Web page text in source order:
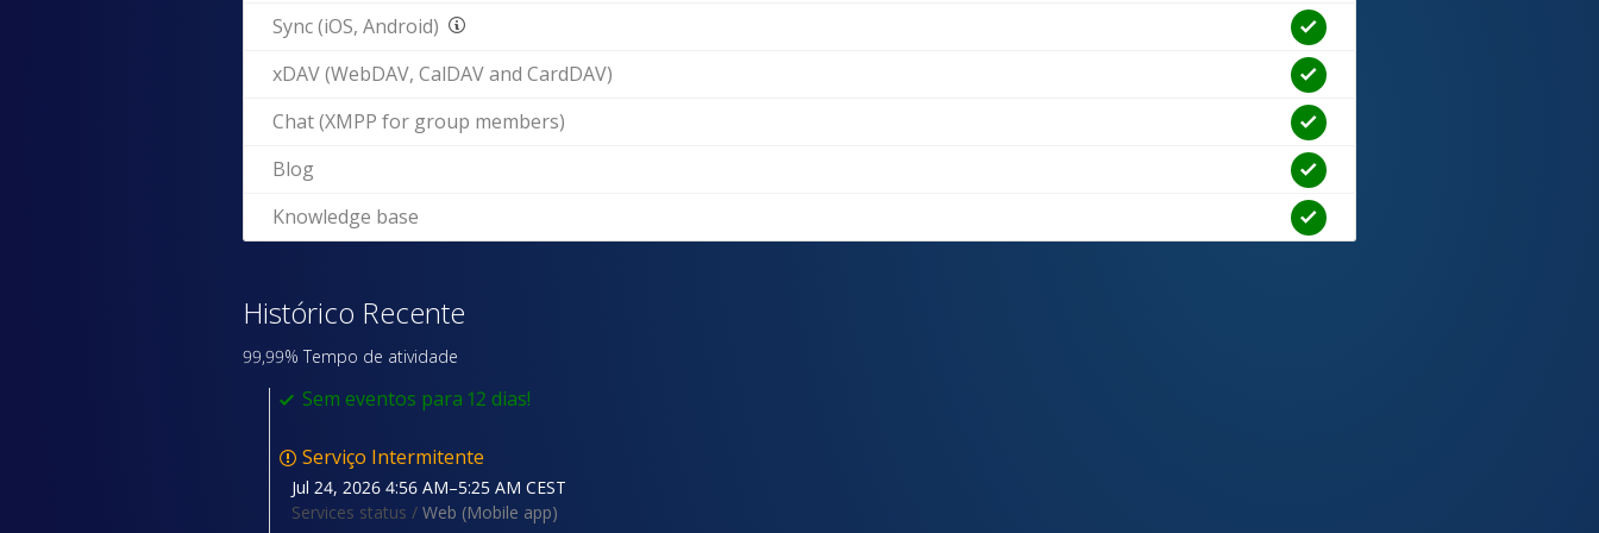
Sync (iOS, Android)
xDAV (WebDAV, CalDAV and CardDAV)
Chat (XMPP for group members)
Blog
Knowledge base
Histórico Recente
99,99% Tempo de atividade
Sem eventos para 12 dias!
Serviço Intermitente
Jul 24, 2026 4:56 AM–5:25 AM CEST
Services status / Web (Mobile app)